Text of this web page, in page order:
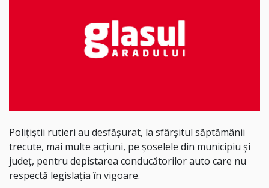
Polițiștii rutieri au desfășurat, la sfârșitul săptămânii
trecute, mai multe acțiuni, pe șoselele din municipiu și
județ, pentru depistarea conducătorilor auto care nu
respectă legislația în vigoare.